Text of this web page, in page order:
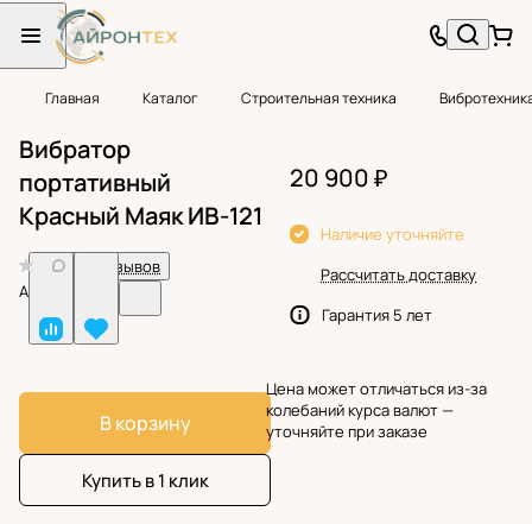
Главная Каталог Строительная техника
Вибратор
портативный
Красный Маяк ИВ-121
Нет отзывов
Арт.
В корзину
Купить в 1 клик
20 900 ₽
Наличие уточняйте
Рассчитать доставку
Гарантия 5 лет
Цена может отличаться из-за
колебаний курса валют —
уточняйте при заказе